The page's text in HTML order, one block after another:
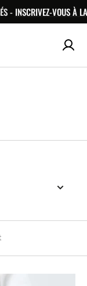
INSCRIVEZ-VOUS À LA